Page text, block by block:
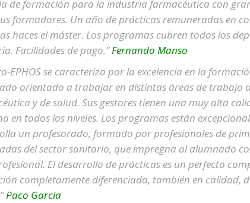
de formación para la industria farmacéutica con
formadores. Un año de prácticas remuneradas en
haces el máster. Los programas cubren todos los
Facilidades de pago.”Fernando Manso
EPHOS se caracteriza por la excelencia en la
orientado a trabajar en distintas áreas de trabajo
y de salud. Sus gestores tienen una muy alta
en todos los niveles. Los programas están
un profesorado, formado por profesionales de
del sector sanitario, que impregna al alumnado
El desarrollo de prácticas es un perfecto
completamente diferenciada, también en calidad,
Paco Garcia